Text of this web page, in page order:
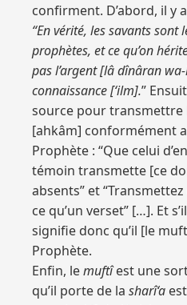
confirment. D’abord, il y
“En vérité, les savants sont
prophètes, et ce qu’on
pas l’argent [lâ dînâran
connaissance [‘ilm].”
source pour transmettre
[ahkâm] conformément
Prophète : “Que celui
témoin transmette [ce
absents” et
ce qu’un verset” […]. Et
signifie donc qu’il [le
Prophète.
Enfin, lemuftîest une
qu’il porte de la sharî‘a